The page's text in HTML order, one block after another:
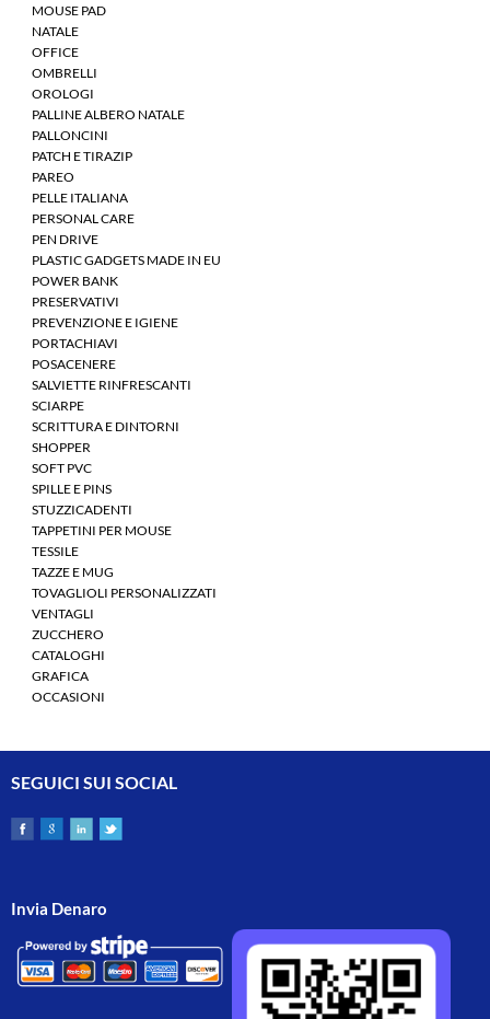
MOUSE PAD
NATALE
OFFICE
OMBRELLI
OROLOGI
PALLINE ALBERO NATALE
PALLONCINI
PATCH E TIRAZIP
PAREO
PELLE ITALIANA
PERSONAL CARE
PEN DRIVE
PLASTIC GADGETS MADE IN EU
POWER BANK
PRESERVATIVI
PREVENZIONE E IGIENE
PORTACHIAVI
POSACENERE
SALVIETTE RINFRESCANTI
SCIARPE
SCRITTURA E DINTORNI
SHOPPER
SOFT PVC
SPILLE E PINS
STUZZICADENTI
TAPPETINI PER MOUSE
TESSILE
TAZZE E MUG
TOVAGLIOLI PERSONALIZZATI
VENTAGLI
ZUCCHERO
CATALOGHI
GRAFICA
OCCASIONI
SEGUICI SUI SOCIAL
Invia Denaro